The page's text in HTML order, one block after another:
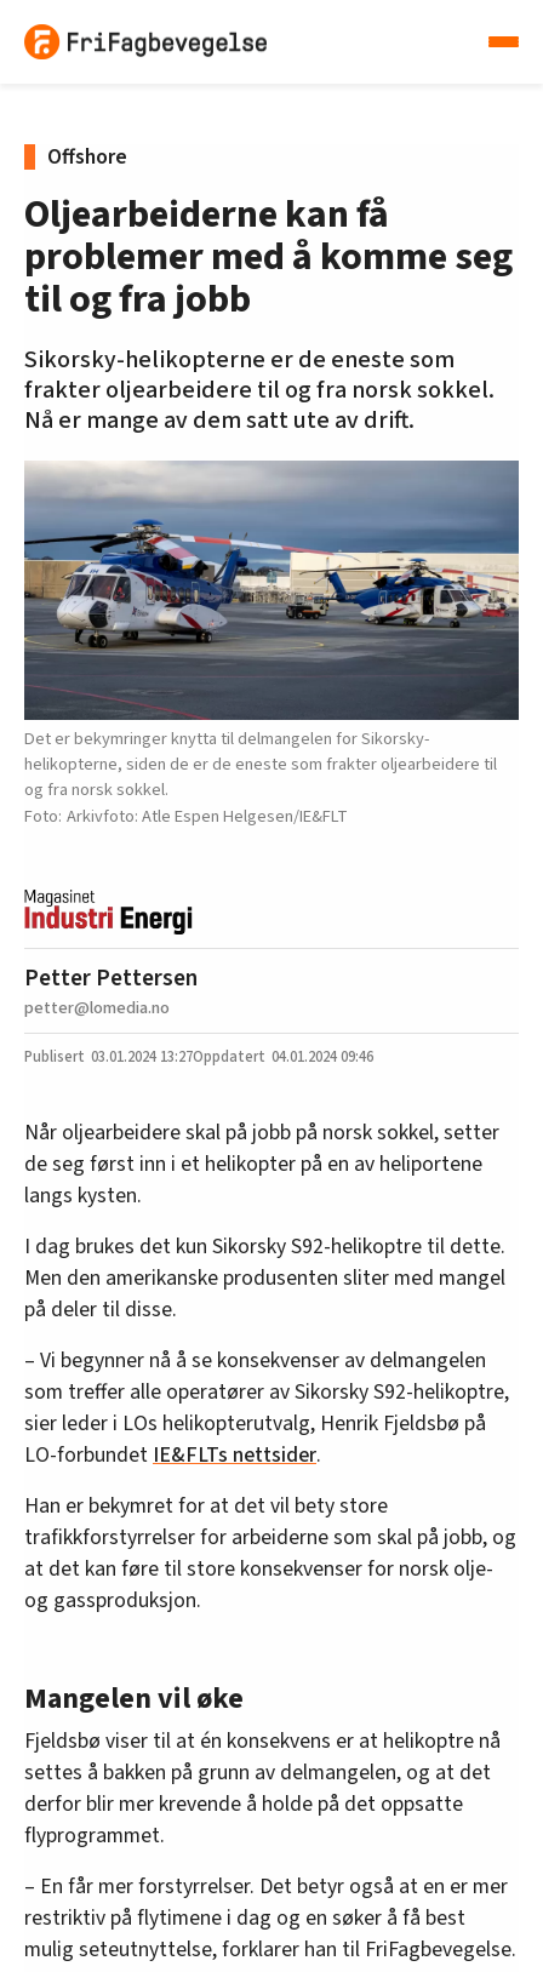
Offshore
Oljearbeiderne kan få
problemer med å komme seg
til og fra jobb
Sikorsky-helikopterne er de eneste som
frakter oljearbeidere til og fra norsk sokkel.
Nå er mange av dem satt ute av drift.
Det er bekymringer knytta til delmangelen for Sikorsky-
helikopterne, siden de er de eneste som frakter oljearbeidere til
og fra norsk sokkel.
Arkivfoto: Atle Espen Helgesen/IE&FLT
Petter Pettersen
petter@lomedia.no
03.01.2024 13:27 04.01.2024 09:46
Når oljearbeidere skal på jobb på norsk sokkel, setter
de seg først inn i et helikopter på en av heliportene
langs kysten.
I dag brukes det kun Sikorsky S92-helikoptre til dette.
Men den amerikanske produsenten sliter med mangel
på deler til disse.
– Vi begynner nå å se konsekvenser av delmangelen
som treffer alle operatører av Sikorsky S92-helikoptre,
sier leder i LOs helikopterutvalg, Henrik Fjeldsbø på
LO-forbundet IE&FLTs nettsider.
Han er bekymret for at det vil bety store
trafikkforstyrrelser for arbeiderne som skal på jobb, og
at det kan føre til store konsekvenser for norsk olje-
og gassproduksjon.
Mangelen vil øke
Fjeldsbø viser til at én konsekvens er at helikoptre nå
settes å bakken på grunn av delmangelen, og at det
derfor blir mer krevende å holde på det oppsatte
flyprogrammet.
– En får mer forstyrrelser. Det betyr også at en er mer
restriktiv på flytimene i dag og en søker å få best
mulig seteutnyttelse, forklarer han til FriFagbevegelse.